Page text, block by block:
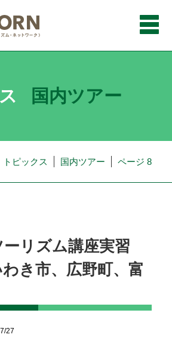
メ
国内ツアー
トピックス 国内ツアー ページ 8
リズム講座実習
わき市、広野町、富
27